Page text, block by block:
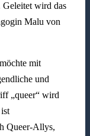
Geleitet wird das
Malu von
mit
und
„queer“ wird
Queer-Allys,